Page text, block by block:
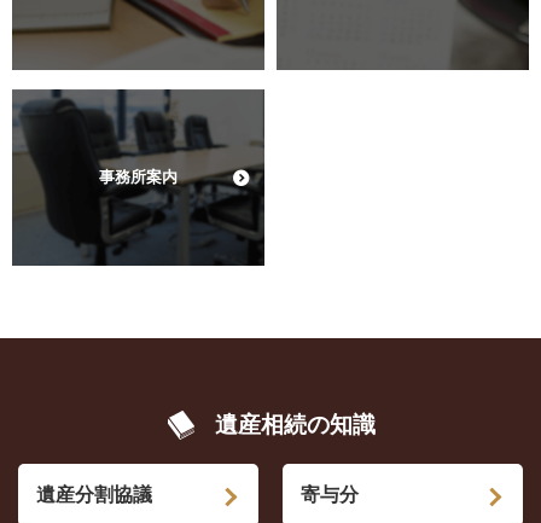
事務所案内
遺産相続の知識
遺産分割協議 寄与分